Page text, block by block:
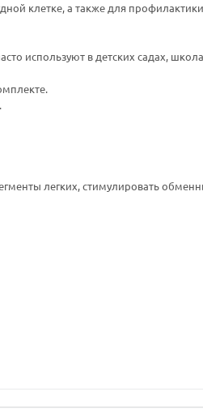
клетке, а также для
используют в детских садах,
легких, стимулировать